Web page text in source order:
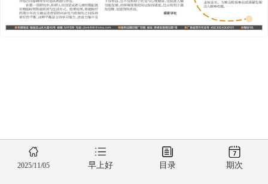
2025/11/05 早上好 目录 期次